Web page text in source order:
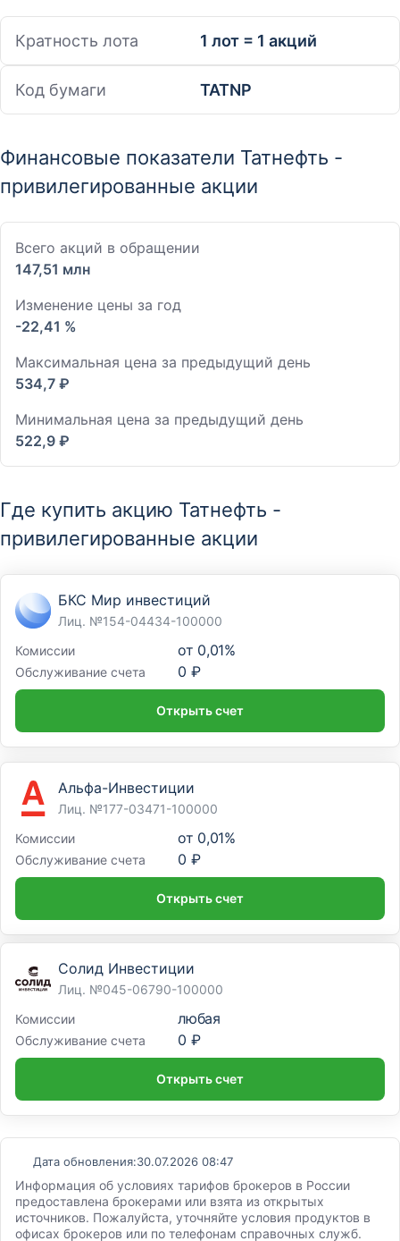
Кратность лота 1 лот = 1 акций
Код бумаги TATNP
Финансовые показатели Татнефть -
привилегированные акции
Всего акций в обращении
147,51 млн
Изменение цены за год
-22,41 %
Максимальная цена за предыдущий день
534,7 ₽
Минимальная цена за предыдущий день
522,9 ₽
Где купить акцию Татнефть -
привилегированные акции
БКС Мир инвестиций
Лиц. №154-04434-100000
Комиссии
от 0,01%
Обслуживание счета 0 ₽
Открыть счет
Альфа-Инвестиции
Лиц. №177-03471-100000
Комиссии
от 0,01%
Обслуживание счета 0 ₽
Открыть счет
Солид Инвестиции
Лиц. №045-06790-100000
Комиссии
любая
Обслуживание счета 0 ₽
Открыть счет
Дата обновления:30.07.2026 08:47
Информация об условиях тарифов брокеров в России
предоставлена брокерами или взята из открытых
источников. Пожалуйста, уточняйте условия продуктов в
офисах брокеров или по телефонам справочных служб.